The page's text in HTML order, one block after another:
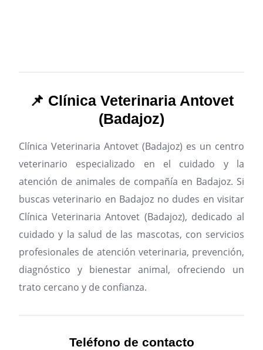
📌 Clínica Veterinaria Antovet
(Badajoz)
Clínica Veterinaria Antovet (Badajoz) es un centro
veterinario especializado en el cuidado y la
atención de animales de compañía en Badajoz. Si
buscas veterinario en Badajoz no dudes en visitar
Clínica Veterinaria Antovet (Badajoz), dedicado al
cuidado y la salud de las mascotas, con servicios
profesionales de atención veterinaria, prevención,
diagnóstico y bienestar animal, ofreciendo un
trato cercano y de confianza.
Teléfono de contacto